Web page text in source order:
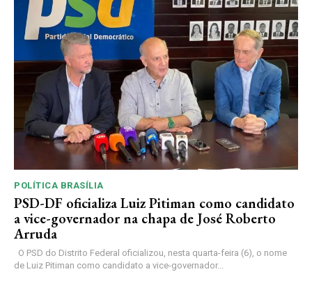
POLÍTICA BRASÍLIA
PSD-DF oficializa Luiz Pitiman como candidato
a vice-governador na chapa de José Roberto
Arruda
de Luiz Pitiman como candidato a vice-governador...